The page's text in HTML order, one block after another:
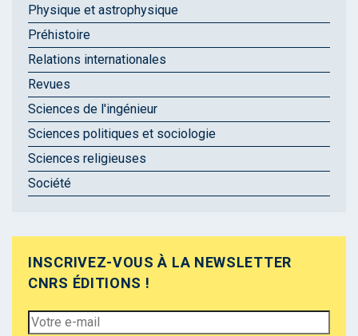
Physique et astrophysique
Préhistoire
Relations internationales
Revues
Sciences de l'ingénieur
Sciences politiques et sociologie
Sciences religieuses
Société
INSCRIVEZ-VOUS À LA NEWSLETTER
CNRS ÉDITIONS !